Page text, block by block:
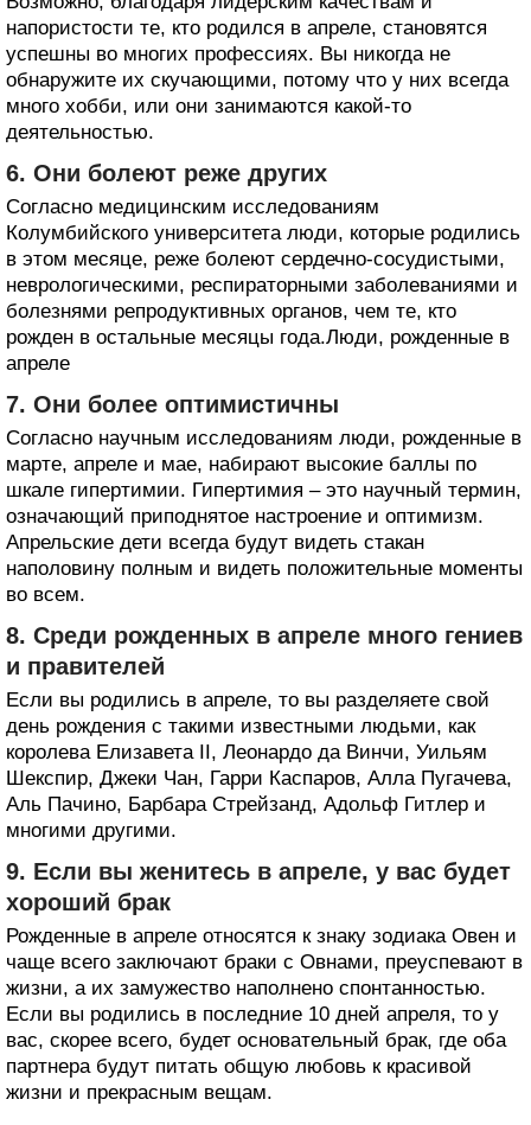
напористости те, кто родился в апреле, становятся
успешны во многих профессиях. Вы никогда не
обнаружите их скучающими, потому что у них всегда
много хобби, или они занимаются какой-то
деятельностью.
6. Они болеют реже других
Согласно медицинским исследованиям
Колумбийского университета люди, которые родились
в этом месяце, реже болеют сердечно-сосудистыми,
неврологическими, респираторными заболеваниями и
болезнями репродуктивных органов, чем те, кто
рожден в остальные месяцы года.Люди, рожденные в
апреле
7. Они более оптимистичны
Согласно научным исследованиям люди, рожденные в
марте, апреле и мае, набирают высокие баллы по
шкале гипертимии. Гипертимия – это научный термин,
означающий приподнятое настроение и оптимизм.
Апрельские дети всегда будут видеть стакан
наполовину полным и видеть положительные моменты
во всем.
8. Среди рожденных в апреле много гениев
и правителей
Если вы родились в апреле, то вы разделяете свой
день рождения с такими известными людьми, как
королева Елизавета II, Леонардо да Винчи, Уильям
Шекспир, Джеки Чан, Гарри Каспаров, Алла Пугачева,
Аль Пачино, Барбара Стрейзанд, Адольф Гитлер и
многими другими.
9. Если вы женитесь в апреле, у вас будет
хороший брак
Рожденные в апреле относятся к знаку зодиака Овен и
чаще всего заключают браки с Овнами, преуспевают в
жизни, а их замужество наполнено спонтанностью.
Если вы родились в последние 10 дней апреля, то у
вас, скорее всего, будет основательный брак, где оба
партнера будут питать общую любовь к красивой
жизни и прекрасным вещам.